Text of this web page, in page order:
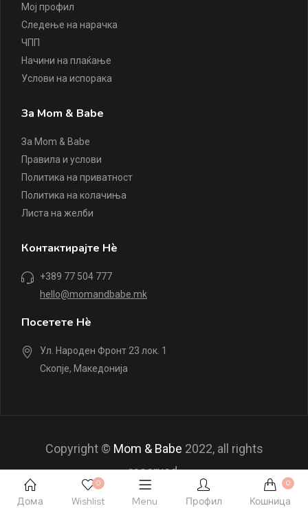
Мој профил
Следење на нарачка
ЧПП
Начини на плаќање
Услови на испорака
За Mom & Babe
За Mom & Babe
Правила и услови
Политика на приватност
Политика на колачиња
Листа на желби
Контактирајте Нè
+389 77 504 777
hello@momandbabe.mk
Посетете Нè
Ул. Народен Фронт 23 лок. 1
Скопје, Македонија
Copyright © Mom & Babe 2022, all rights
reserved.
Дома
0
Wishlist Menu Профил
0
Кошница